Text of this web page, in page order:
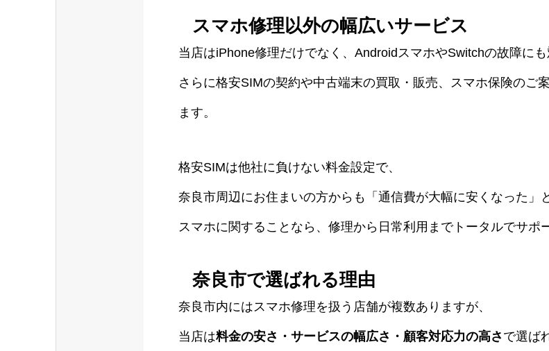
スマホ修理以外の幅広いサービス
当店はiPhone修理だけでなく、AndroidスマホやSwitchの故障にも
さらに格安SIMの契約や中古端末の買取・販売、スマホ保険のご
ます。
格安SIMは他社に負けない料金設定で、
奈良市周辺にお住まいの方からも「通信費が大幅に安くなった」
スマホに関することなら、修理から日常利用までトータルでサポ
奈良市で選ばれる理由
奈良市内にはスマホ修理を扱う店舗が複数ありますが、
当店は料金の安さ・サービスの幅広さ・顧客対応力の高さ で選ば